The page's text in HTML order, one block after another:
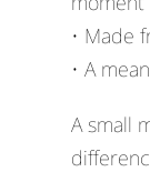
• Made
• A
A small